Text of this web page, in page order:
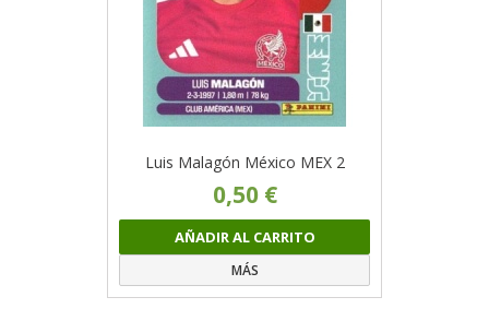
Luis Malagón México MEX 2
0,50 €
AÑADIR AL CARRITO
MÁS